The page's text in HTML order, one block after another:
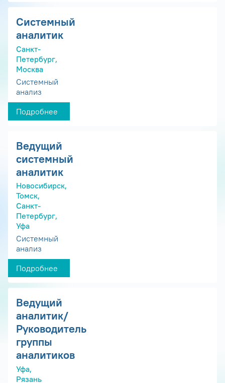
Системный
аналитик
Санкт-
Петербург,
Москва
Системный
анализ
Подробнее
Ведущий
системный
аналитик
Новосибирск,
Томск,
Санкт-
Петербург,
Уфа
Системный
анализ
Подробнее
Ведущий
аналитик/
Руководитель
группы
аналитиков
Уфа,
Рязань